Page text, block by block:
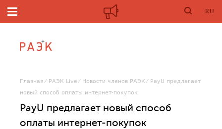
RU
Главная РАЭК Live Новости членов РАЭК
PayU предлагает
новый способ оплаты интернет-покупок
PayU предлагает новый способ
оплаты интернет-покупок